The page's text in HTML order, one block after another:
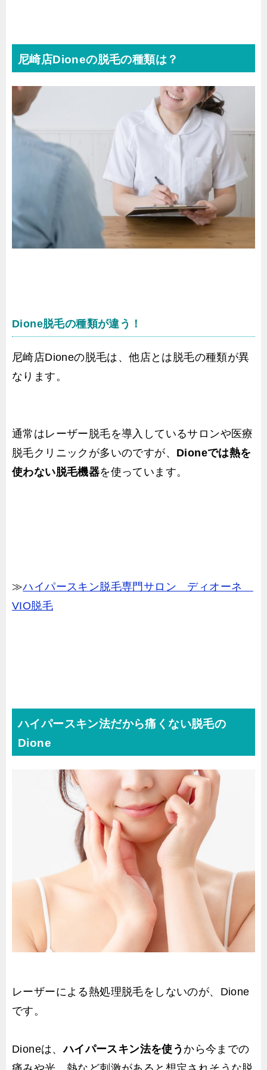
尼崎店Dioneの脱毛の種類は？
Dione脱毛の種類が違う！
尼崎店Dioneの脱毛は、他店とは脱毛の種類が異
なります。
通常はレーザー脱毛を導入しているサロンや医療
脱毛クリニックが多いのですが、 Dioneでは熱を
使わない脱毛機器を使っています。
≫ハイパースキン脱毛専門サロン ディオーネ
VIO脱毛
ハイパースキン法だから痛くない脱毛の
Dione
レーザーによる熱処理脱毛をしないのが、Dione
です。
Dioneは、ハイパースキン法を使うから今までの